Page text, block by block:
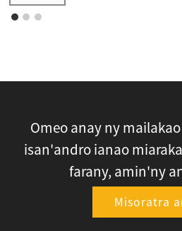
Omeo anay ny
isan'andro ianao
farany, amin'ny
Misoratra